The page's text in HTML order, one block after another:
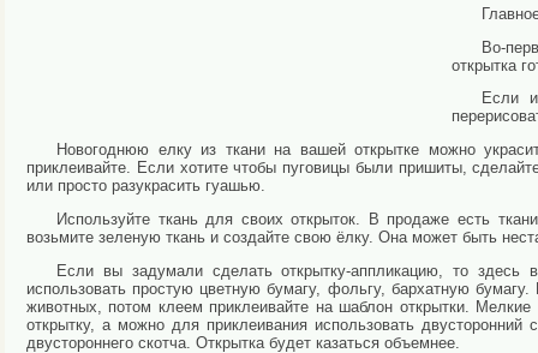
Во-
открытка
Если
Новогоднюю елку из ткани на вашей открытке можно
приклеивайте. Если хотите чтобы пуговицы были пришиты,
или просто разукрасить гуашью.
Используйте ткань для своих открыток. В продаже есть
возьмите зеленую ткань и создайте свою ёлку. Она может быть
Если вы задумали сделать открытку-аппликацию, то здесь
использовать простую цветную бумагу, фольгу, бархатную
животных, потом клеем приклеивайте на шаблон открытки.
открытку, а можно для приклеивания использовать
двустороннего скотча. Открытка будет казаться объемнее.